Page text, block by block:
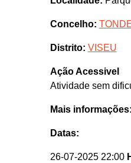
Concelho:
Distrito: VISEU
Ação Acessivel
Atividade sem
Mais informações:
Datas:
26-07-2025 22:00